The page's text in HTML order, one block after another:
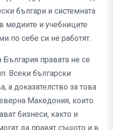
българи и системната
медиите и учебниците
по себе си не работят.
България правата не се
Всеки български
а доказателство за това
Македония, които
бизнеси, както и
да правят същото и в